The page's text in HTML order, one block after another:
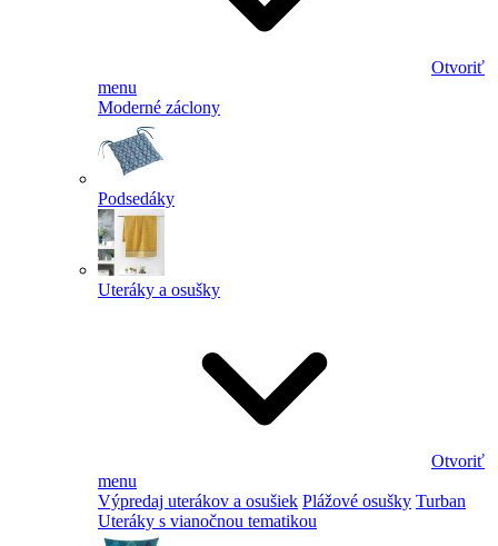
Otvoriť
menu
Moderné záclony
Podsedáky
Uteráky a osušky
Otvoriť
menu
Výpredaj uterákov a osušiek Plážové osušky Turban
Uteráky s vianočnou tematikou